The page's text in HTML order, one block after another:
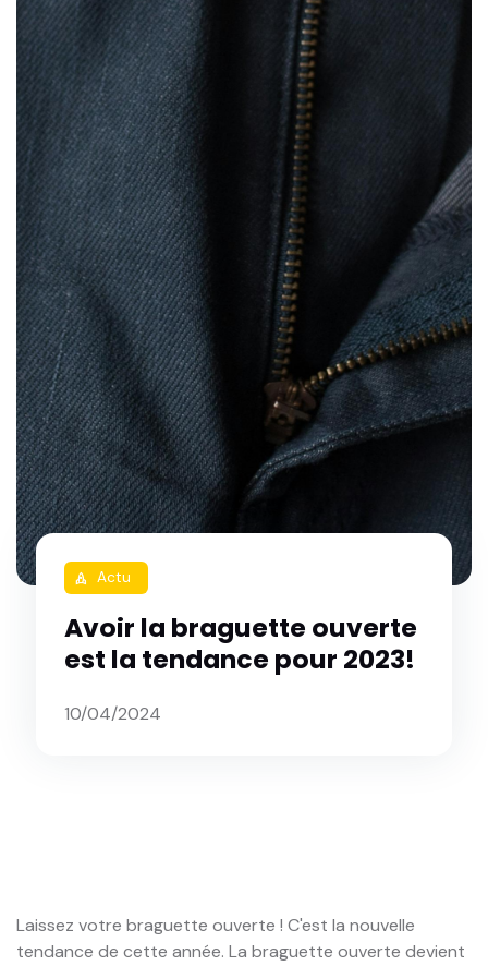
rocket Actu
Avoir la braguette ouverte
est la tendance pour 2023!
10/04/2024
Laissez votre braguette ouverte ! C'est la nouvelle
tendance de cette année. La braguette ouverte devient